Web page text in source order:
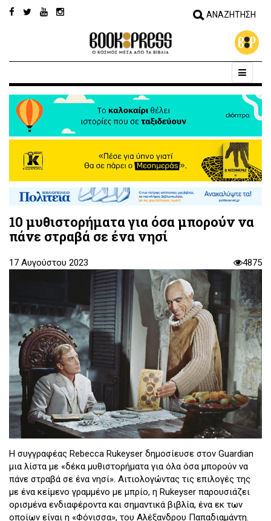
10 μυθιστορήματα για όσα μπορούν να
πάνε στραβά σε ένα νησί
17 Αυγούστου 2023 4875
Η συγγραφέας Rebecca Rukeyser δημοσίευσε στον Guardian
μια λίστα με «δέκα μυθιστορήματα για όλα όσα μπορούν να
πάνε στραβά σε ένα νησί». Αιτιολογώντας τις επιλογές της
με ένα κείμενο γραμμένο με μπρίο, η Rukeyser παρουσιάζει
ορισμένα ενδιαφέροντα και σημαντικά βιβλία, ένα εκ των
οποίων είναι η «Φόνισσα», του Αλέξανδρου Παπαδιαμάντη.